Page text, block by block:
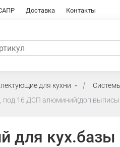
Доставка Контакты
для кухни
под 16 ДСП
для